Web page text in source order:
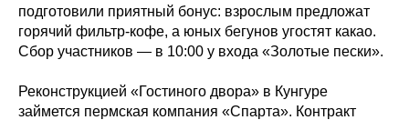
подготовили приятный бонус: взрослым предложат
горячий фильтр-кофе, а юных бегунов угостят какао.
Сбор участников — в 10:00 у входа «Золотые пески».
Реконструкцией «Гостиного двора» в Кунгуре
займется пермская компания «Спарта». Контракт